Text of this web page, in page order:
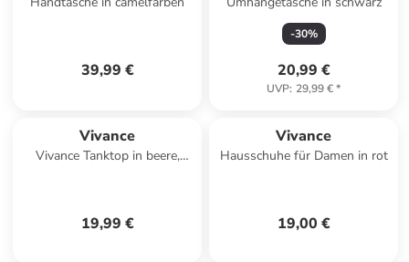
39,99 €
-30%
20,99 €
UVP: 29,99 €*
Vivance
Vivance Tanktop in beere,
19,99 €
Vivance
Hausschuhe für Damen in rot
19,00 €